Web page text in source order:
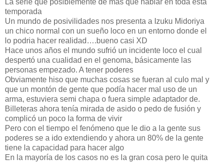
temporada
Un mundo de posivilidades nos presenta a Izuku Midoriya
un chico normal con un sueño loco en un entorno donde el
lo podria hacer realidad….bueno casi XD
Hace unos años el mundo sufrió un incidente loco el cual
despertó una cualidad en el genoma, básicamente las
personas empezado. A tener poderes
Obviamente hiso que muchas cosas se fueran al culo mal y
que un montón de gente que podía hacer mal uso de un
arma, estuviera semi chapa o fuera simple adaptador de.
Billeteras ahora tenía mirada de asido o pedo de fusión y
complicó un poco la forma de vivir
Pero con el tiempo el fenómeno que le dio a la gente sus
poderes se a ido extendiendo y ahora un 80% de la gente
tiene la capacidad para hacer algo
En la mayoría de los casos no es la gran cosa pero le quita